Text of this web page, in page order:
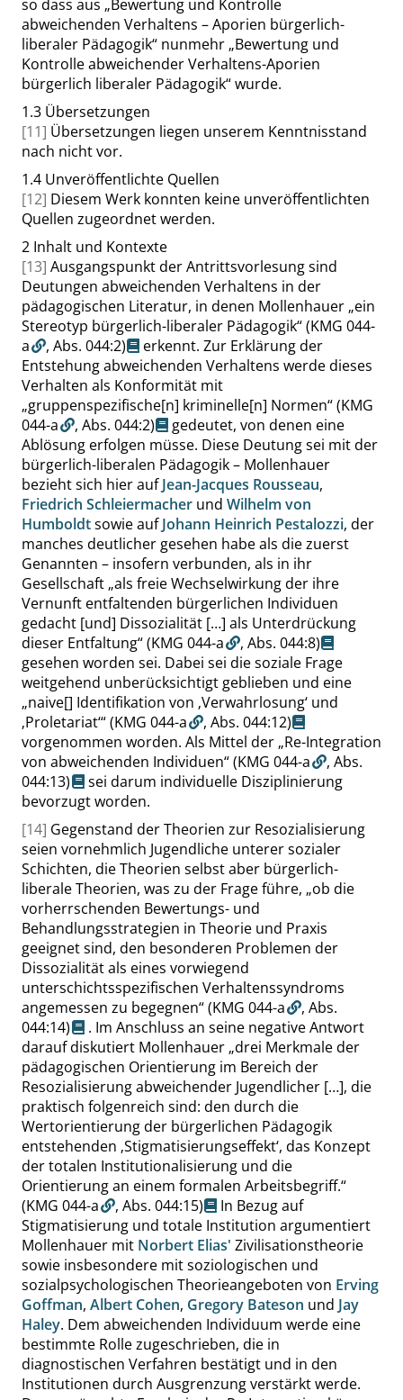
so dass aus „Bewertung und Kontrolle
abweichenden Verhaltens – Aporien bürgerlich-
liberaler Pädagogik“ nunmehr „Bewertung und
Kontrolle abweichender Verhaltens-Aporien
bürgerlich liberaler Pädagogik“wurde.
1.3 Übersetzungen
[11] Übersetzungen liegen unserem Kenntnisstand
nach nicht vor.
1.4 Unveröffentlichte Quellen
[12] Diesem Werk konnten keine unveröffentlichten
Quellen zugeordnet werden.
2 Inhalt und Kontexte
[13] Ausgangspunkt der Antrittsvorlesung sind
Deutungen abweichenden Verhaltens in der
pädagogischen Literatur, in denen Mollenhauer „ein
Stereotyp bürgerlich-liberaler Pädagogik“(KMG 044-
a
, Abs. 044:2)
erkennt. Zur Erklärung der
Entstehung abweichenden Verhaltens werde dieses
Verhalten als Konformität mit
„gruppenspezifische[n] kriminelle[n] Normen“(KMG
044-a
, Abs. 044:2)
gedeutet, von denen eine
Ablösung erfolgen müsse. Diese Deutung sei mit der
bürgerlich-liberalen Pädagogik – Mollenhauer
bezieht sich hier aufJean-Jacques Rousseau,
Friedrich Schleiermacher und Wilhelm von
Humboldtsowie aufJohann Heinrich Pestalozzi, der
manches deutlicher gesehen habe als die zuerst
Genannten – insofern verbunden, als in ihr
Gesellschaft „als freie Wechselwirkung der ihre
Vernunft entfaltenden bürgerlichen Individuen
gedacht [und] Dissozialität […] als Unterdrückung
dieser Entfaltung“(KMG 044-a , Abs. 044:8)
gesehen worden sei. Dabei sei die soziale Frage
weitgehend unberücksichtigt geblieben und eine
„naive[] Identifikation von ‚Verwahrlosung‘ und
‚Proletariat‘“(KMG 044-a , Abs. 044:12)
vorgenommen worden. Als Mittel der „Re-Integration
von abweichenden Individuen“(KMG 044-a , Abs.
044:13)
sei darum individuelle Disziplinierung
bevorzugt worden.
[14] Gegenstand der Theorien zur Resozialisierung
seien vornehmlich Jugendliche unterer sozialer
Schichten, die Theorien selbst aber bürgerlich-
liberale Theorien, was zu der Frage führe, „ob die
vorherrschenden Bewertungs- und
Behandlungsstrategien in Theorie und Praxis
geeignet sind, den besonderen Problemen der
Dissozialität als eines vorwiegend
unterschichtsspezifischen Verhaltenssyndroms
angemessen zu begegnen“(KMG 044-a , Abs.
044:14)
. Im Anschluss an seine negative Antwort
darauf diskutiert Mollenhauer „drei Merkmale der
pädagogischen Orientierung im Bereich der
Resozialisierung abweichender Jugendlicher […], die
praktisch folgenreich sind: den durch die
Wertorientierung der bürgerlichen Pädagogik
entstehenden ‚Stigmatisierungseffekt‘, das Konzept
der totalen Institutionalisierung und die
Orientierung an einem formalen Arbeitsbegriff.“
(KMG 044-a
, Abs. 044:15)
In Bezug auf
Stigmatisierung und totale Institution argumentiert
Mollenhauer mit Norbert Elias' Zivilisationstheorie
sowie insbesondere mit soziologischen und
sozialpsychologischen Theorieangeboten von Erving
Goffman, Albert Cohen, Gregory Bateson und Jay
Haley. Dem abweichenden Individuum werde eine
bestimmte Rolle zugeschrieben, die in
diagnostischen Verfahren bestätigt und in den
Institutionen durch Ausgrenzung verstärkt werde.